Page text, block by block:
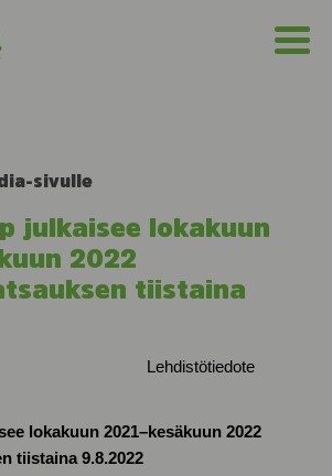
sivulle
julkaisee lokakuun
2022
tiistaina
Oyj Lehdistötiedote
lokakuun 2021–kesäkuun 2022
tiistaina 9.8.2022